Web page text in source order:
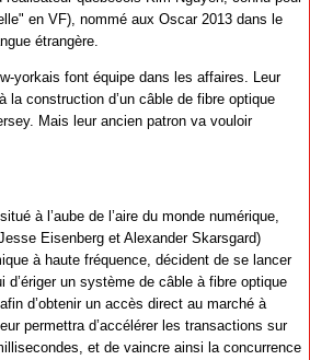
en VF), nommé aux Oscar 2013 dans le
étrangère.
yorkais font équipe dans les affaires. Leur
la construction d’un câble de fibre optique
Mais leur ancien patron va vouloir
à l’aube de l’aire du monde numérique,
Eisenberg et Alexander Skarsgard)
à haute fréquence, décident de se lancer
un système de câble à fibre optique
d’obtenir un accès direct au marché à
permettra d’accélérer les transactions sur
et de vaincre ainsi la concurrence